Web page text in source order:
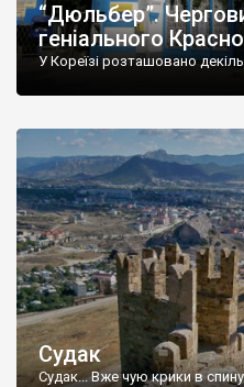
“Дюльбер”.
геніального
У Кореїзі розташовано
Судак
Судак... Вже чую крики в